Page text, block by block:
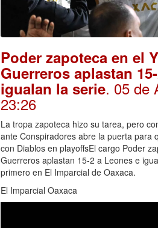
Poder zapoteca en el
Guerreros aplastan
igualan la serie. 05 de
23:26
La tropa zapoteca hizo su tarea, pero
ante Conspiradores abre la puerta para
con Diablos en playoffsEl cargo Poder
Guerreros aplastan 15-2 a Leones e
primero en El Imparcial de Oaxaca.
El Imparcial Oaxaca